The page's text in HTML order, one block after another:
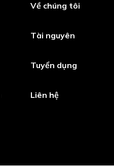
Về chúng tôi
Tài nguyên
Tuyển dụng
Liên hệ